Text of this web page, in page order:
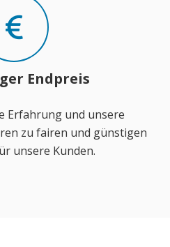
Endpreis
Erfahrung und unsere
zu fairen und günstigen
unsere Kunden.